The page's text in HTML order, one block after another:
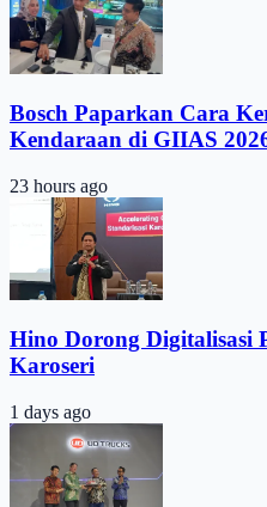
Bosch Paparkan Cara
Kendaraan di GIIAS
23 hours ago
Hino Dorong Digitalisasi
Karoseri
1 days ago